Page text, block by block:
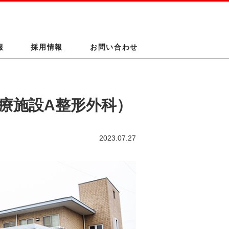
採用情報 お問い合わせ
施設A整形外科）
2023.07.27